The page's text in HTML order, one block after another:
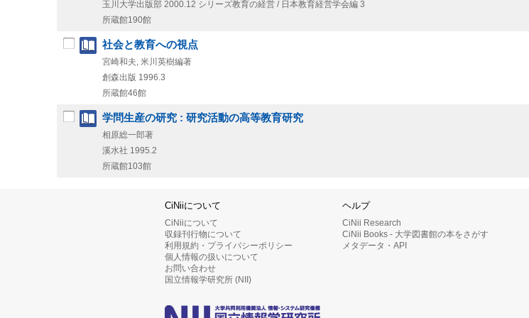
玉川大学出版部 2000.12 シリーズ教育の経営 / 日本教育経営学会編 3
所蔵館190館
社会と教育への視点
宮崎和夫, 米川英樹編著
創森出版 1996.3
所蔵館46館
学問生産の研究 : 研究活動の高等教育研究
相原総一郎著
溪水社 1995.2
所蔵館103館
CiNiiについて
CiNiiについて
収録刊行物について
利用規約・プライバシーポリシー
個人情報の扱いについて
お問い合わせ
国立情報学研究所 (NII)
ヘルプ
CiNii Research
CiNii Books - 大学図書館の本をさがす
メタデータ・API